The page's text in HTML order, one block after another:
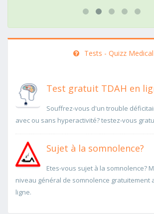
Tests - Quizz Medical
Test gratuit TDAH en
Souffrez-vous d'un trouble
avec ou sans hyperactivité? testez-vous
Sujet à la somnolence?
Etes-vous sujet à la somnolence?
niveau général de somnolence gratuitement
ligne.